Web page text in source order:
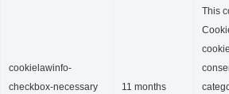
cookielawinfo-
checkbox-necessary
11 months
This